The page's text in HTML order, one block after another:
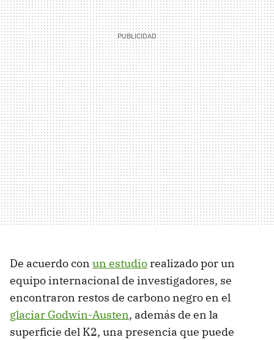
De acuerdo con un estudio realizado por un
equipo internacional de investigadores, se
encontraron restos de carbono negro en el
glaciar Godwin-Austen, además de en la
superficie del K2, una presencia que puede